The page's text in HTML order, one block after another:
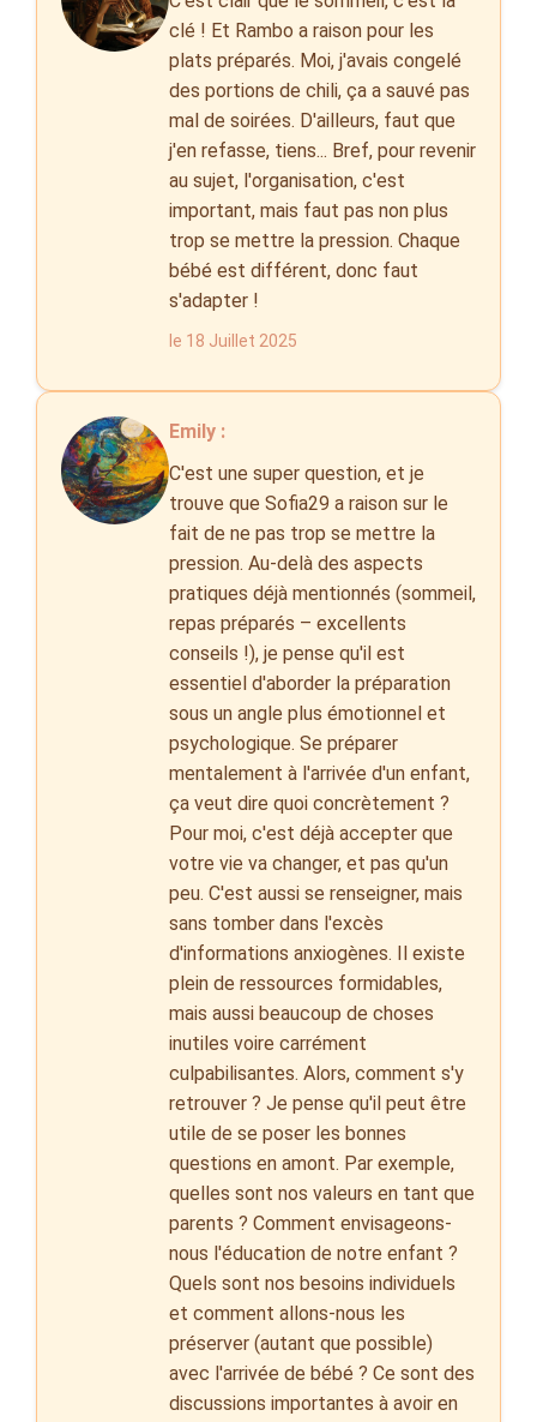
clé ! Et Rambo a raison pour les
plats préparés. Moi, j'avais congelé
des portions de chili, ça a sauvé pas
mal de soirées. D'ailleurs, faut que
j'en refasse, tiens... Bref, pour revenir
au sujet, l'organisation, c'est
important, mais faut pas non plus
trop se mettre la pression. Chaque
bébé est différent, donc faut
s'adapter !
le 18 Juillet 2025
Emily :
C'est une super question, et je
trouve que Sofia29 a raison sur le
fait de ne pas trop se mettre la
pression. Au-delà des aspects
pratiques déjà mentionnés (sommeil,
repas préparés – excellents
conseils !), je pense qu'il est
essentiel d'aborder la préparation
sous un angle plus émotionnel et
psychologique. Se préparer
mentalement à l'arrivée d'un enfant,
ça veut dire quoi concrètement ?
Pour moi, c'est déjà accepter que
votre vie va changer, et pas qu'un
peu. C'est aussi se renseigner, mais
sans tomber dans l'excès
d'informations anxiogènes. Il existe
plein de ressources formidables,
mais aussi beaucoup de choses
inutiles voire carrément
culpabilisantes. Alors, comment s'y
retrouver ? Je pense qu'il peut être
utile de se poser les bonnes
questions en amont. Par exemple,
quelles sont nos valeurs en tant que
parents ? Comment envisageons-
nous l'éducation de notre enfant ?
Quels sont nos besoins individuels
et comment allons-nous les
préserver (autant que possible)
avec l'arrivée de bébé ? Ce sont des
discussions importantes à avoir en